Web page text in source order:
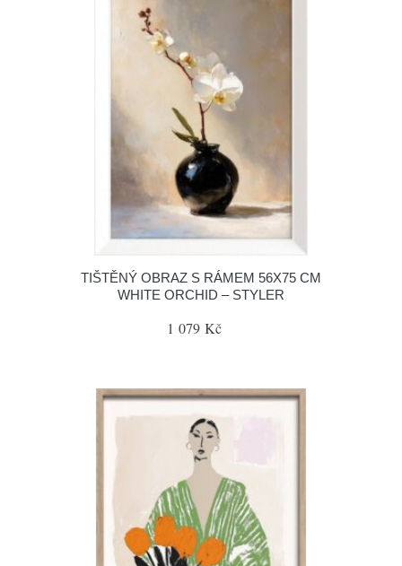
TIŠTĚNÝ OBRAZ S RÁMEM 56X75 CM
WHITE ORCHID – STYLER
1 079 Kč